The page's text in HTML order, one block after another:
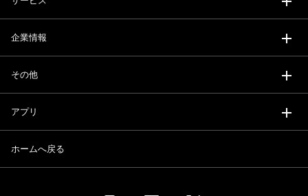
企業情報
その他
アプリ
ホームへ戻る